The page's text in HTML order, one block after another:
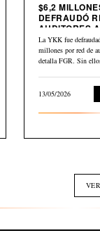
$6,2
DEFRAUDÓ
AUDITORES
YKK
La YKK fue
millones por red de
detalla FGR. Sin
13/05/2026